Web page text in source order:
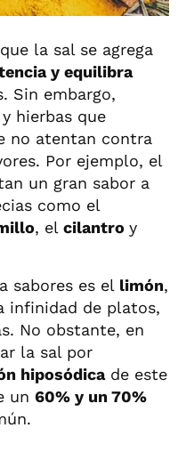
la sal se agrega
y equilibra
Sin embargo,
hierbas que
no atentan contra
Por ejemplo, el
un gran sabor a
como el
, el cilantro y
sabores es el limón,
infinidad de platos,
No obstante, en
la sal por
hiposódicade este
un 60% y un 70%